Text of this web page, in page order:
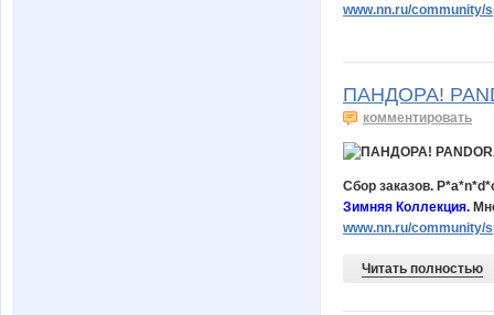
www.nn.ru/community/
ПАНДОРА!
комментировать
Сбор заказов.
Зимняя Коллекция.
www.nn.ru/community/
Читать полностью